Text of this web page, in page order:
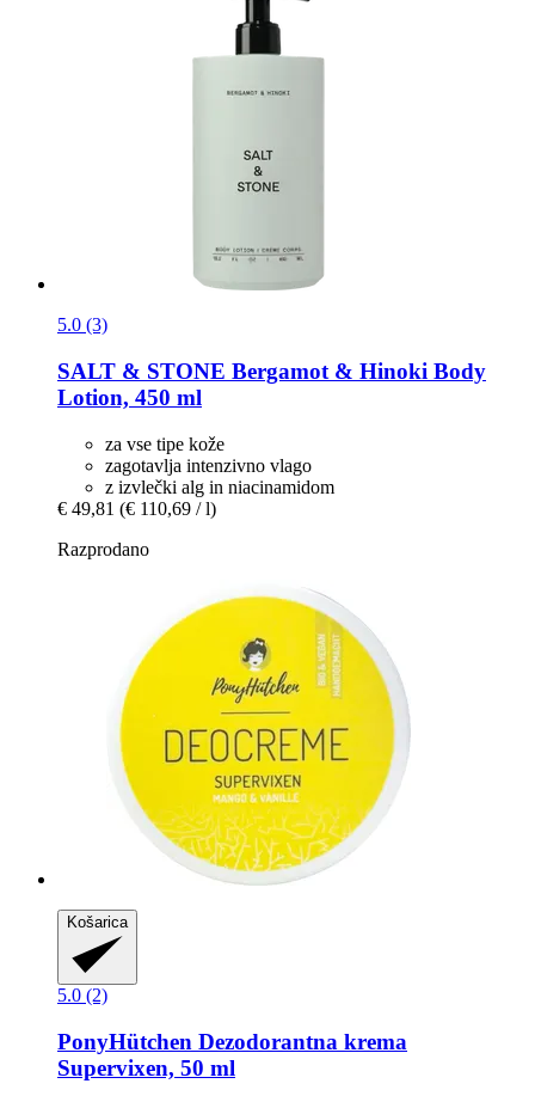
5.0 (3)
SALT & STONE Bergamot & Hinoki Body
Lotion, 450 ml
za vse tipe kože
zagotavlja intenzivno vlago
z izvlečki alg in niacinamidom
€ 49,81 (€ 110,69 / l)
Razprodano
Košarica
5.0 (2)
PonyHütchen Dezodorantna krema
Supervixen, 50 ml